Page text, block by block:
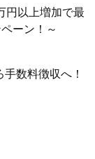
円以上増加で最
ーン！～
数料徴収へ！